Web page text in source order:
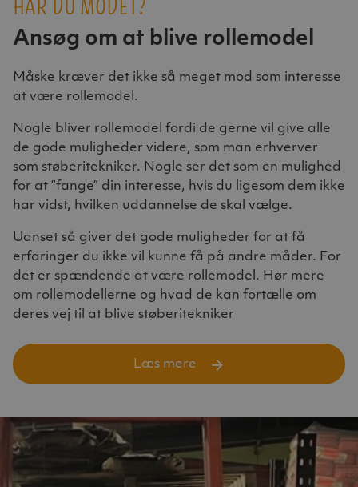
Ansøg om at blive rollemodel
Måske kræver det ikke så meget mod som interesse
at være rollemodel.
Nogle bliver rollemodel fordi de gerne vil give alle
de gode muligheder videre, som man erhverver
som støberitekniker. Nogle ser det som en mulighed
for at ”fange” din interesse, hvis du ligesom dem ikke
har vidst, hvilken uddannelse de skal vælge.
Uanset så giver det gode muligheder for at få
erfaringer du ikke vil kunne få på andre måder. For
det er spændende at være rollemodel. Hør mere
om rollemodellerne og hvad de kan fortælle om
deres vej til at blive støberitekniker
Læs mere